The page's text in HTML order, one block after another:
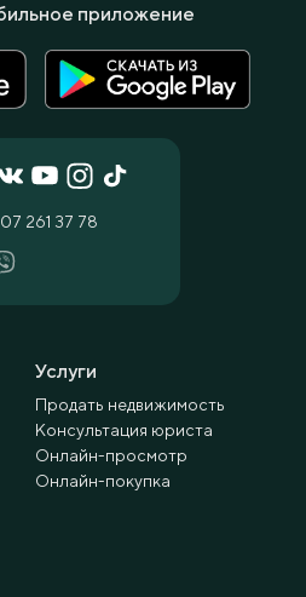
Услуги
Продать недвижимость
Консультация юриста
Онлайн-просмотр
Онлайн-покупка
261 37 78
приложение